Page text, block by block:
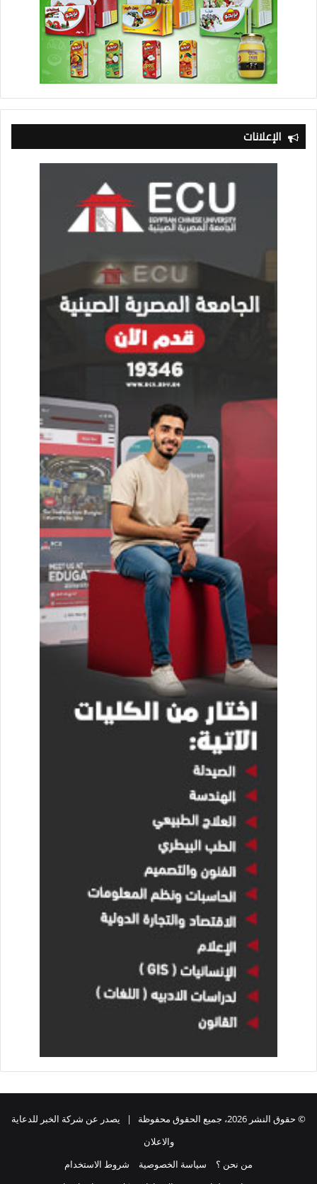
الإعلانات
© حقوق النشر 2026، جميع الحقوق محفوظة | يصدر عن شركة الخبر للدعاية
والاعلان
من نحن ؟
سياسة الخصوصية
شروط الاستخدام